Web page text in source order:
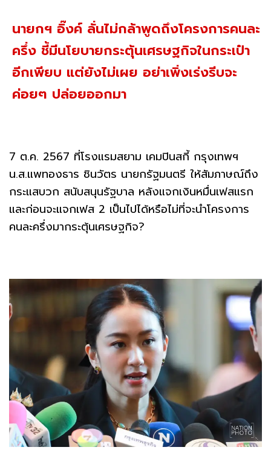
นายกฯ อิ๊งค์ ลั่นไม่กล้าพูดถึงโครงการคนละ
ครึ่ง ชี้มีนโยบายกระตุ้นเศรษฐกิจในกระเป๋า
อีกเพียบ แต่ยังไม่เผย อย่าเพิ่งเร่งรีบจะ
ค่อยๆ ปล่อยออกมา
7 ต.ค. 2567 ที่โรงแรมสยาม เคมปินสกี้ กรุงเทพฯ
น.ส.แพทองธาร ชินวัตร นายกรัฐมนตรี ให้สัมภาษณ์ถึง
กระแสบวก สนับสนุนรัฐบาล หลังแจกเงินหมื่นเฟสแรก
และก่อนจะแจกเฟส 2 เป็นไปได้หรือไม่ที่จะนำโครงการ
คนละครึ่งมากระตุ้นเศรษฐกิจ?